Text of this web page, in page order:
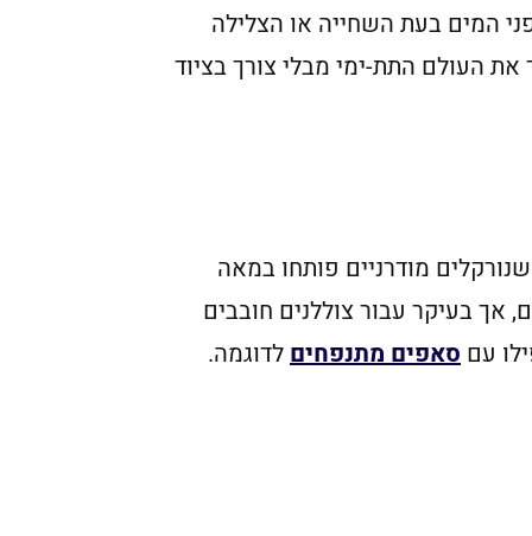
המים בעת השחייה או הצלילה
העולם התת-ימי מבלי צורך בציוד
מודרניים פותחו במאה
דגים, אך בעיקר עבור צוללנים חובבים
עם סאפים מתנפחיםלדוגמה.